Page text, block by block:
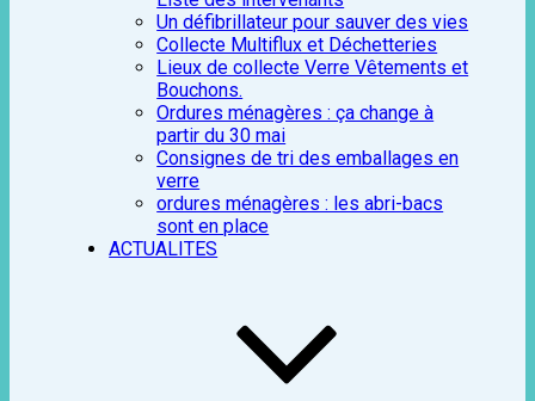
Un défibrillateur pour sauver des vies
Collecte Multiflux et Déchetteries
Lieux de collecte Verre Vêtements et
Bouchons.
Ordures ménagères : ça change à
partir du 30 mai
Consignes de tri des emballages en
verre
ordures ménagères : les abri-bacs
sont en place
ACTUALITES